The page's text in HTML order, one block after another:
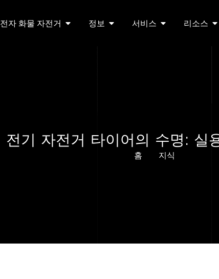
전자 화물 자전거 정보 서비스 리소스
전기 자전거 타이어의 수명: 실
홈 지식